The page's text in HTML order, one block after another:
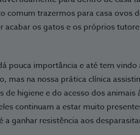
comum trazermos para casa ovos
os gatos e os próprios
pouca importância e até tem
mas na nossa prática clínica
higiene e do acesso dos animais
continuam a estar muito
ganhar resistência aos